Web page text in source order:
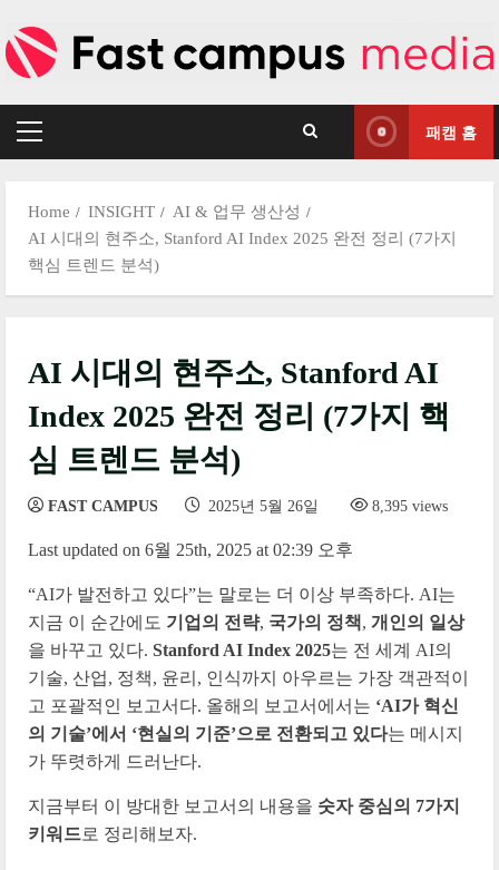
to
content
Primary
패캠 홈
Home INSIGHT
AI & 업무 생산성
AI 시대의 현주소, Stanford AI Index 2025 완전 정리 (7가지
핵심 트렌드 분석)
AI 시대의 현주소, Stanford AI
Index 2025 완전 정리 (7가지 핵
심 트렌드 분석)
FAST CAMPUS 2025년 5월 26일 8,395 views
Last updated on 6월 25th, 2025 at 02:39 오후
“AI가 발전하고 있다”는 말로는 더 이상 부족하다. AI는
지금 이 순간에도 기업의 전략, 국가의 정책, 개인의 일상
을 바꾸고 있다. Stanford AI Index 2025는 전 세계 AI의
기술, 산업, 정책, 윤리, 인식까지 아우르는 가장 객관적이
고 포괄적인 보고서다. 올해의 보고서에서는 ‘AI가 혁신
의 기술’에서 ‘현실의 기준’으로 전환되고 있다는 메시지
가 뚜렷하게 드러난다.
지금부터 이 방대한 보고서의 내용을 숫자 중심의 7가지
키워드로 정리해보자.